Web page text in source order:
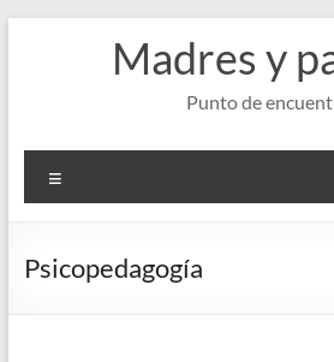
Madres y
Punto de
Psicopedagogía